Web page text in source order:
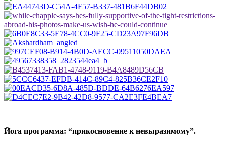
Йога программа: “прикосновение к невыразимому”.